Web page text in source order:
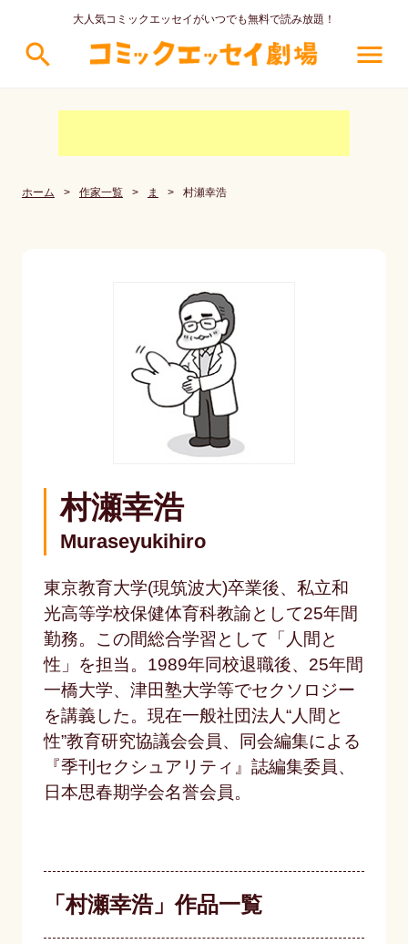
大人気コミックエッセイがいつでも無料で読み放題！
search menu
ホーム > 作家一覧 > ま > 村瀬幸浩
村瀬幸浩
Muraseyukihiro
東京教育大学(現筑波大)卒業後、私立和
光高等学校保健体育科教諭として25年間
勤務。この間総合学習として「人間と
性」を担当。1989年同校退職後、25年間
一橋大学、津田塾大学等でセクソロジー
を講義した。現在一般社団法人“人間と
性”教育研究協議会会員、同会編集による
『季刊セクシュアリティ』誌編集委員、
日本思春期学会名誉会員。
「村瀬幸浩」作品一覧